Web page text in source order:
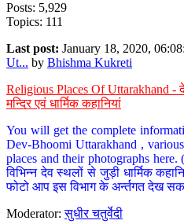
Posts: 5,929
Topics: 111
Last post: January 18, 2020,
Ut... by Bhishma Kukreti
Religious Places Of Uttarakhand -
मन्दिर एवं धार्मिक कहानियां
You will get the complete
Dev-Bhoomi Uttarakhand ,
places and their photographs here.
विभिन्न देव स्थलों से जुड़ी धार्मिक
फोटो आप इस विभाग के अर्न्तगत देख
Moderator:सुधीर चतुर्वेदी